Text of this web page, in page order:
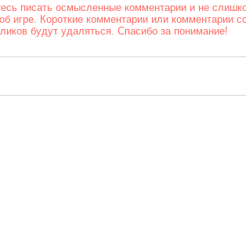
воде
писать осмысленные комментарии и не
игре. Короткие комментарии или комментарии
будут удаляться. Спасибо за понимание!